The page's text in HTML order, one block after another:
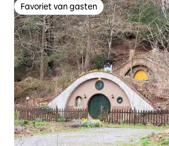
Favoriet van gasten
Favoriet van gasten